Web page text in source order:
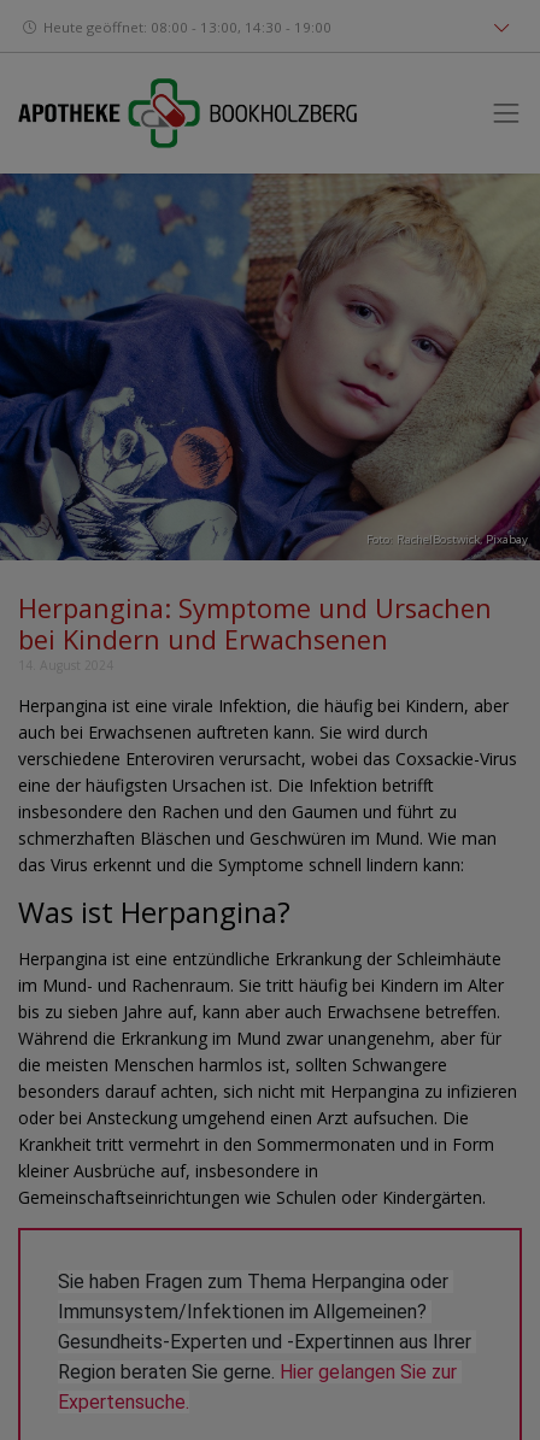
Heute geöffnet: 08:00 - 13:00, 14:30 - 19:00
Foto: RachelBostwick,Pixabay
Herpangina: Symptome und Ursachen
bei Kindern und Erwachsenen
Herpangina ist eine virale Infektion, die häufig bei Kindern, aber
auch bei Erwachsenen auftreten kann. Sie wird durch
verschiedene Enteroviren verursacht, wobei das Coxsackie-Virus
eine der häufigsten Ursachen ist. Die Infektion betrifft
insbesondere den Rachen und den Gaumen und führt zu
schmerzhaften Bläschen und Geschwüren im Mund. Wie man
das Virus erkennt und die Symptome schnell lindern kann:
Was ist Herpangina?
Herpangina ist eine entzündliche Erkrankung der Schleimhäute
im Mund- und Rachenraum. Sie tritt häufig bei Kindern im Alter
bis zu sieben Jahre auf, kann aber auch Erwachsene betreffen.
Während die Erkrankung im Mund zwar unangenehm, aber für
die meisten Menschen harmlos ist, sollten Schwangere
besonders darauf achten, sich nicht mit Herpangina zu infizieren
oder bei Ansteckung umgehend einen Arzt aufsuchen. Die
Krankheit tritt vermehrt in den Sommermonaten und in Form
kleiner Ausbrüche auf, insbesondere in
Gemeinschaftseinrichtungen wie Schulen oder Kindergärten.
Sie haben Fragen zum Thema Herpangina oder
Immunsystem/Infektionen im Allgemeinen?
Gesundheits-Experten und -Expertinnen aus Ihrer
Region beraten Sie gerne. Hier gelangen Sie zur
Expertensuche.